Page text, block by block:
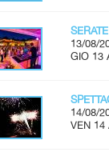
13/08/
GIO 13
14/08/
VEN 14